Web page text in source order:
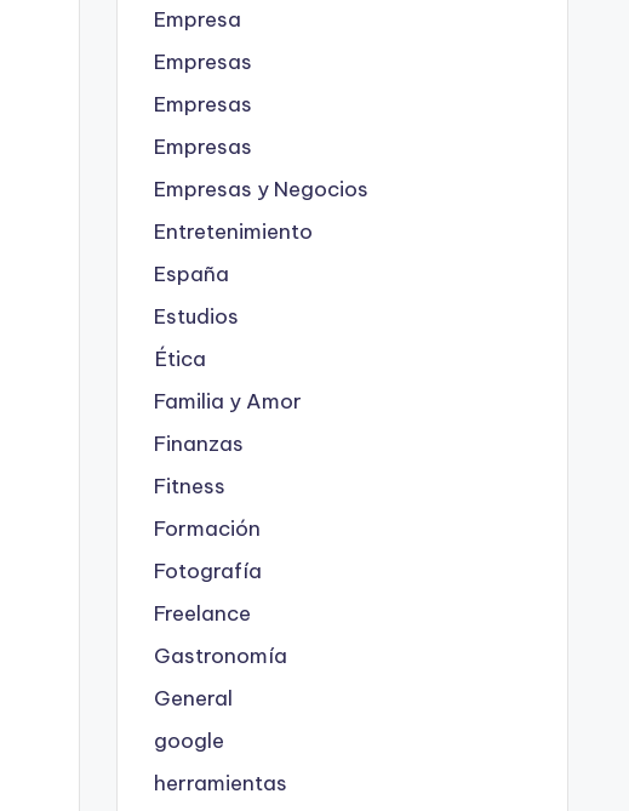
Empresa
Empresas
Empresas
Empresas
Empresas y Negocios
Entretenimiento
España
Estudios
Ética
Familia y Amor
Finanzas
Fitness
Formación
Fotografía
Freelance
Gastronomía
General
google
herramientas